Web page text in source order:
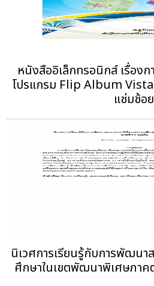
หนังสืออิเล็กทรอนิกส์ เรื่อง
โปรแกรม Flip Album
แช่มช้อย
นิเวศการเรียนรู้กับการพัฒนา
ศึกษาในเขตพัฒนาพิเศษภาค